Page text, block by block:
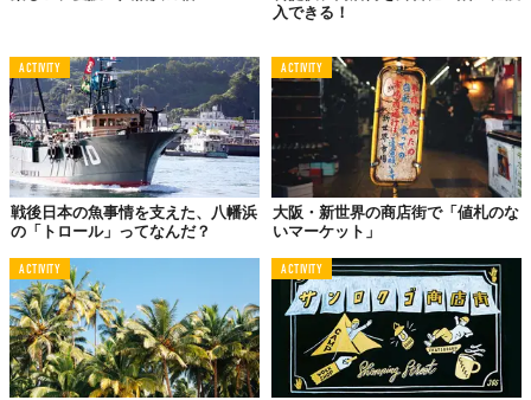
入できる！
ACTIVITY
戦後日本の魚事情を支えた、八幡浜
の「トロール」ってなんだ？
ACTIVITY
大阪・新世界の商店街で「値札のな
いマーケット」
ACTIVITY ACTIVITY